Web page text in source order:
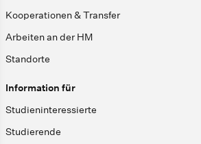
Kooperationen & Transfer
Arbeiten an der HM
Standorte
Information für
Studieninteressierte
Studierende